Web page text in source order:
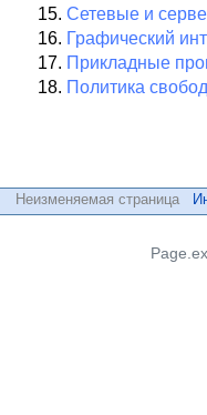
Сетевые и
Графический
Прикладные
Политика
Неизменяемая страница